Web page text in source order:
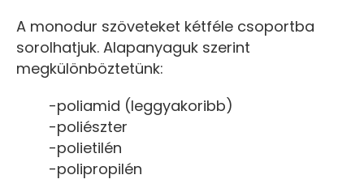
A monodur szöveteket kétféle csoportba
sorolhatjuk. Alapanyaguk szerint
megkülönböztetünk:
-poliamid (leggyakoribb)
-poliészter
-polietilén
-polipropilén